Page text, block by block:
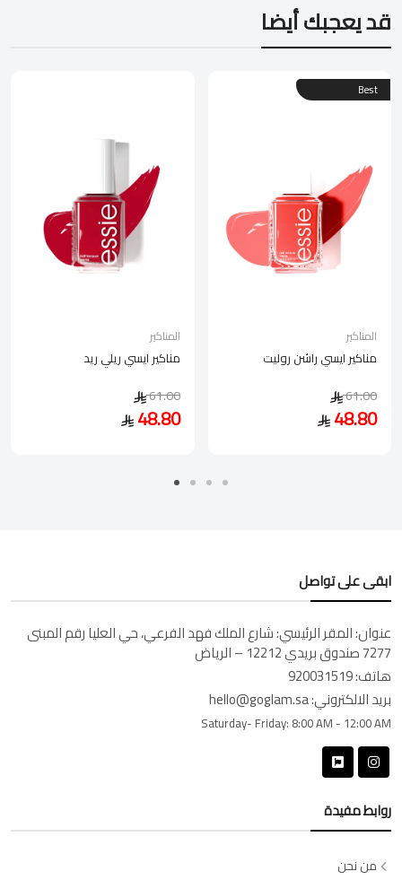
قد يعجبك أيضا
المناكير
مناكير ايسي ريلي ريد
61.00
48.80
Best
المناكير
مناكير ايسي راشن روليت
61.00
48.80
ابقى على تواصل
عنوان:المقر الرئيسي: شارع الملك فهد الفرعي، حي العليا رقم المبنى
7277 صندوق بريدي 12212 – الرياض
هاتف:920031519
بريد الالكتروني:hello@goglam.sa
Saturday- Friday: 8:00 AM - 12:00 AM
روابط مفيدة
من نحن